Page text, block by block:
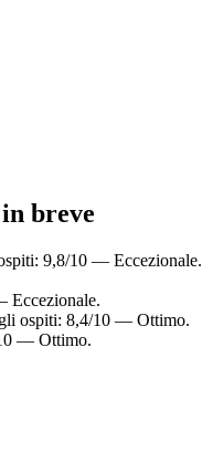
breve
9,8/10 — Eccezionale.
Eccezionale.
ospiti: 8,4/10 — Ottimo.
— Ottimo.